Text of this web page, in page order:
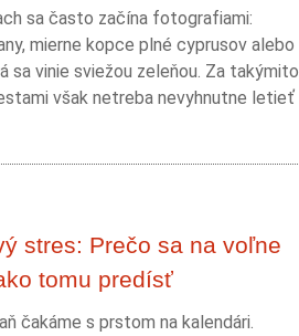
sa často začína fotografiami:
mierne kopce plné cyprusov alebo
sa vinie sviežou zeleňou. Za takýmito
však netreba nevyhnutne letieť
stres: Prečo sa na voľne
tomu predísť
čakáme s prstom na kalendári.